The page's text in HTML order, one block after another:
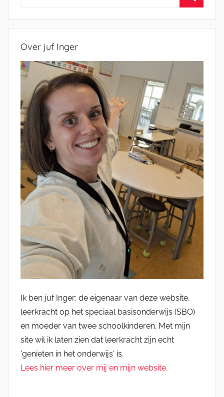
Over juf Inger
Ik ben juf Inger; de eigenaar van deze website,
leerkracht op het speciaal basisonderwijs (SBO)
en moeder van twee schoolkinderen. Met mijn
site wil ik laten zien dat leerkracht zijn echt
'genieten in het onderwijs' is.
Lees hier meer over mij en mijn website.